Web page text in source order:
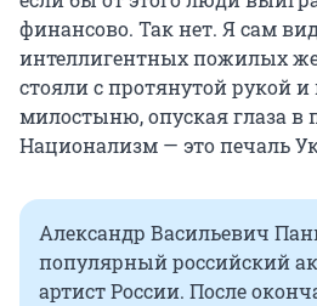
финансово. Так нет. Я сам
интеллигентных пожилых
стояли с протянутой рукой
милостыню, опуская глаза в
Национализм — это печаль
Александр Васильевич
популярный российский
артист России. После